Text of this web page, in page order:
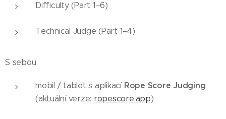
Difficulty (Part 1–6)
Technical Judge (Part 1–4)
S sebou
mobil / tablet s aplikací Rope Score Judging
(aktuální verze: ropescore.app)